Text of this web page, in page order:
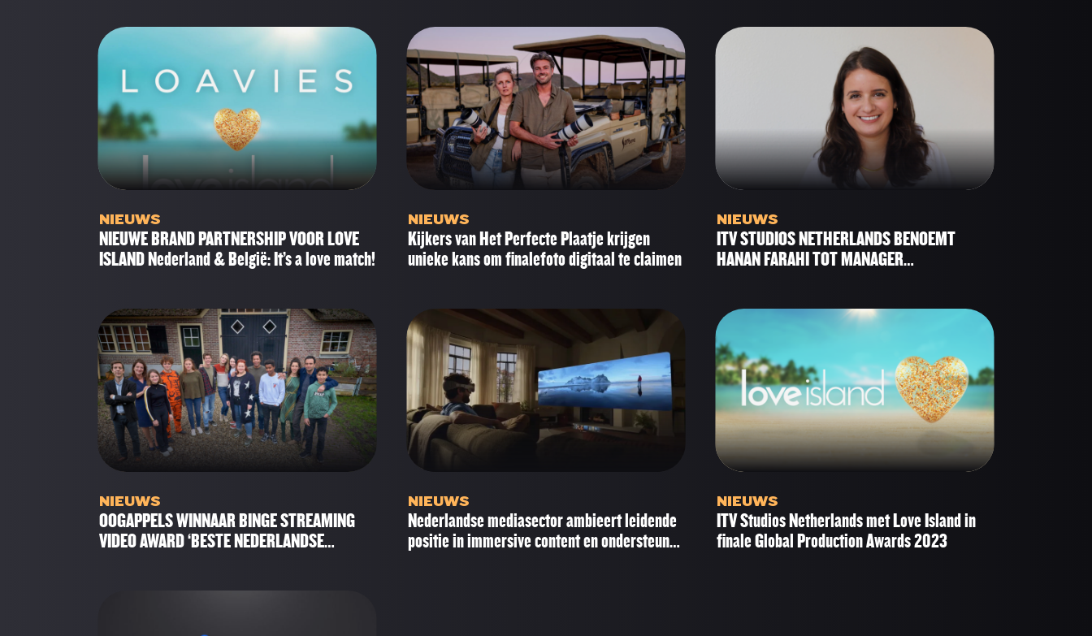
NIEUWS
NIEUWE BRAND PARTNERSHIP VOOR LOVE
ISLAND Nederland & België: It’s a love match!
NIEUWS
Kijkers van Het Perfecte Plaatje krijgen
unieke kans om finalefoto digitaal te claimen
NIEUWS
ITV STUDIOS NETHERLANDS BENOEMT
HANAN FARAHI TOT MANAGER
NIEUWS
OOGAPPELS WINNAAR BINGE STREAMING
VIDEO AWARD ‘BESTE NEDERLANDSE
NIEUWS
Nederlandse mediasector ambieert leidende
positie in immersive content en ondersteunt
NIEUWS
ITV Studios Netherlands met Love Island in
finale Global Production Awards 2023